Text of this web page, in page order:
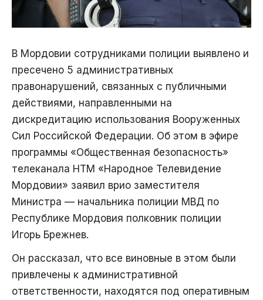
В Мордовии сотрудниками полиции выявлено и
пресечено 5 административных
правонарушений, связанных с публичными
действиями, направленными на
дискредитацию использования Вооруженных
Сил Российской Федерации. Об этом в эфире
программы «Общественная безопасность»
телеканала НТМ «Народное Телевидение
Мордовии» заявил врио заместителя
Министра — начальника полиции МВД по
Республике Мордовия полковник полиции
Игорь Брежнев.
Он рассказал, что все виновные в этом были
привлечены к административной
ответственности, находятся под оперативным